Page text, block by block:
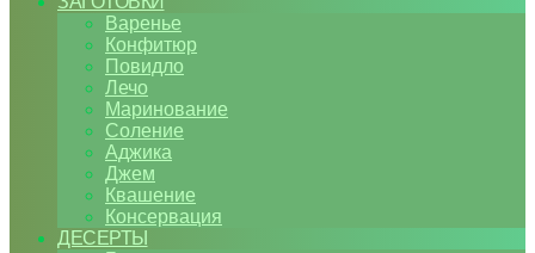
Варенье
Конфитюр
Повидло
Лечо
Маринование
Соление
Аджика
Джем
Квашение
Консервация
ДЕСЕРТЫ